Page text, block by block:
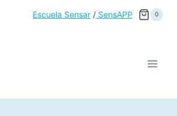
Escuela Sensar/SensAPP 0